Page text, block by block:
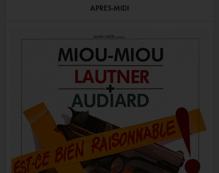
APRÈS-MIDI